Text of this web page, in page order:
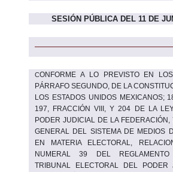
SESIÓN PÚBLICA DEL 11 DE
CONFORME A LO PREVISTO EN
PÁRRAFO SEGUNDO, DE LA
LOS ESTADOS UNIDOS MEXICANOS;
197, FRACCIÓN VIII, Y 204 DE LA
PODER JUDICIAL DE LA
GENERAL DEL SISTEMA DE MEDIOS
EN MATERIA ELECTORAL,
NUMERAL 39 DEL
TRIBUNAL ELECTORAL DEL